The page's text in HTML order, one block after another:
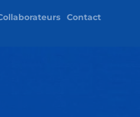
Contact